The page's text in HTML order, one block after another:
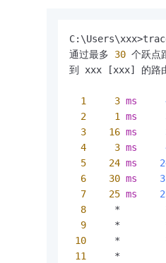
通过最多 30 个跃点
到 xxx [xxx] 的路
1 3 ms
2
1 ms
3
16 ms
4
3 ms
5
24 ms
6
30 ms
7
25 ms
8
*
9
*
10
*
11
     *